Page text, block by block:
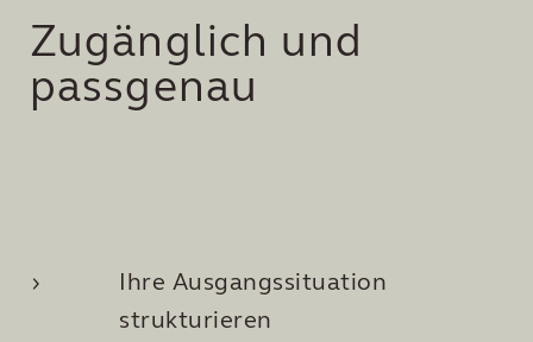
Zugänglich und
passgenau
Ihre Ausgangssituation
strukturieren